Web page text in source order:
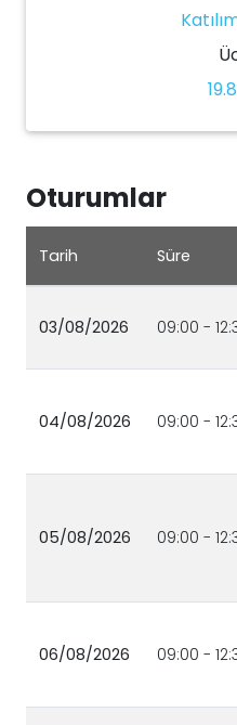
Oturumlar
Tarih Süre
03/08/2026 09:00 -
04/08/2026 09:00 -
05/08/2026 09:00 -
06/08/2026 09:00 -